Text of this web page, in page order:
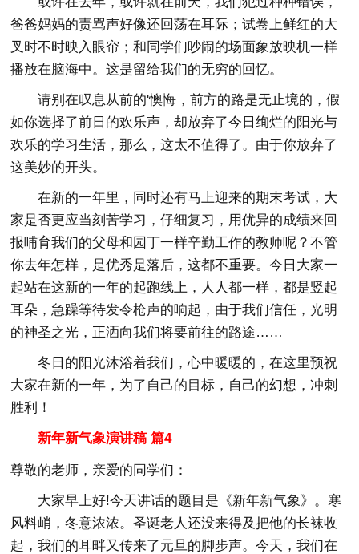
爸爸妈妈的责骂声好像还回荡在耳际；试卷上鲜红的大
叉时不时映入眼帘；和同学们吵闹的场面象放映机一样
播放在脑海中。这是留给我们的无穷的回忆。
请别在叹息从前的'懊悔，前方的路是无止境的，假
如你选择了前日的欢乐声，却放弃了今日绚烂的阳光与
欢乐的学习生活，那么，这太不值得了。由于你放弃了
这美妙的开头。
在新的一年里，同时还有马上迎来的期末考试，大
家是否更应当刻苦学习，仔细复习，用优异的成绩来回
报哺育我们的父母和园丁一样辛勤工作的教师呢？不管
你去年怎样，是优秀是落后，这都不重要。今日大家一
起站在这新的一年的起跑线上，人人都一样，都是竖起
耳朵，急躁等待发令枪声的响起，由于我们信任，光明
的神圣之光，正洒向我们将要前往的路途……
冬日的阳光沐浴着我们，心中暖暖的，在这里预祝
大家在新的一年，为了自己的目标，自己的幻想，冲刺
胜利！
新年新气象演讲稿 篇4
尊敬的老师，亲爱的同学们：
大家早上好!今天讲话的题目是《新年新气象》。寒
风料峭，冬意浓浓。圣诞老人还没来得及把他的长袜收
起，我们的耳畔又传来了元旦的脚步声。今天，我们在